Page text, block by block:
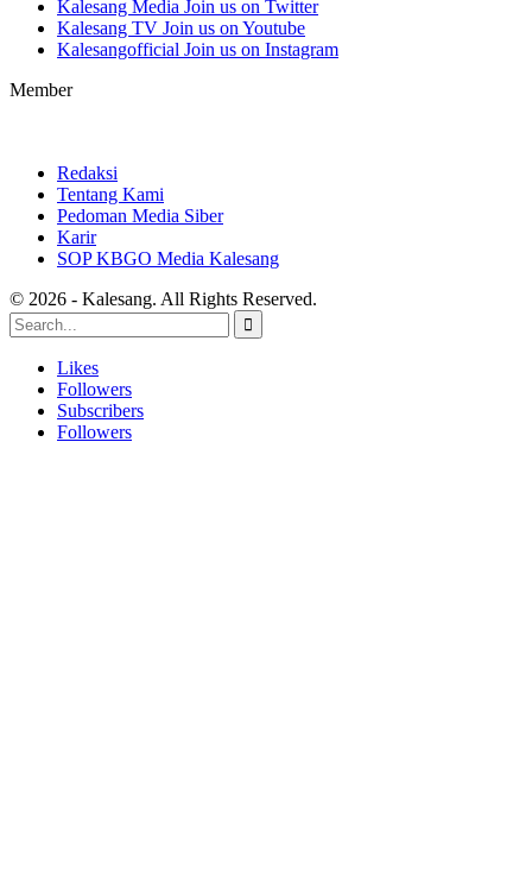
Kalesang Media Join us on Twitter
Kalesang TV Join us on Youtube
Kalesangofficial Join us on Instagram
Member
Redaksi
Tentang Kami
Pedoman Media Siber
Karir
SOP KBGO Media Kalesang
© 2026 - Kalesang. All Rights Reserved.
Likes
Followers
Subscribers
Followers